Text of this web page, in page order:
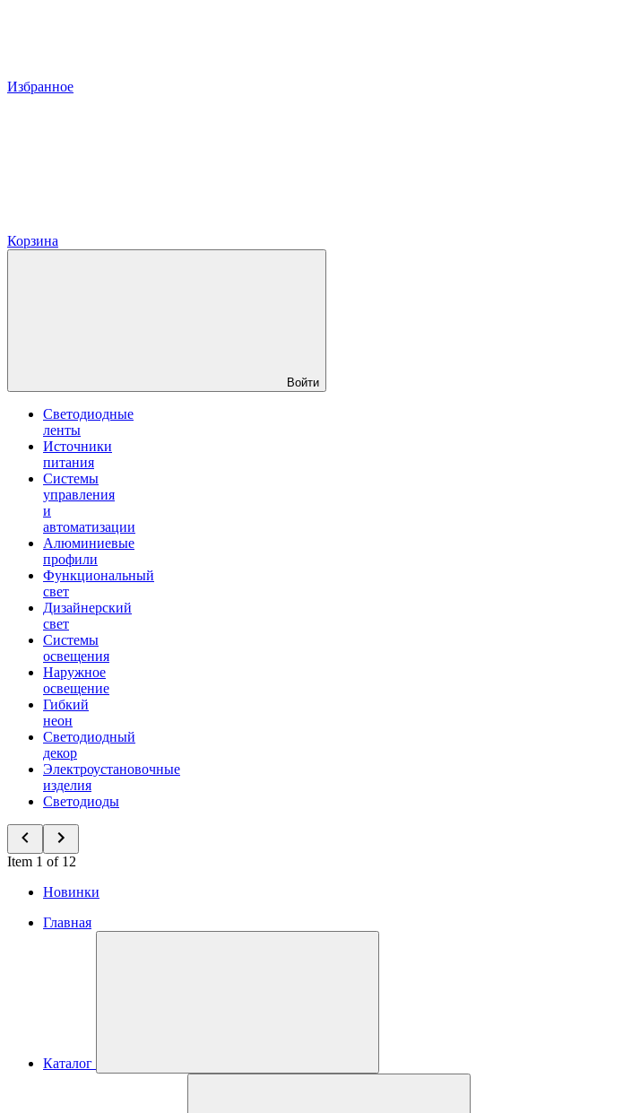
Избранное
Корзина
Войти
Светодиодные
ленты
Источники
питания
Системы
управления
и
автоматизации
Алюминиевые
профили
Функциональный
свет
Дизайнерский
свет
Системы
освещения
Наружное
освещение
Гибкий
неон
Светодиодный
декор
Электроустановочные
изделия
Светодиоды
Item 1 of 12
Новинки
Главная
Каталог